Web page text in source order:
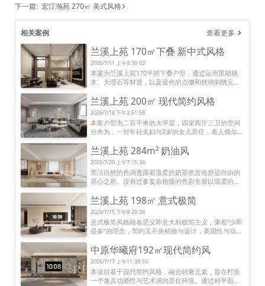
下一篇: 宏江瀚苑 270㎡ 美式风格
相关案例 查看更多
兰溪上苑 170㎡下叠 新中式风格
2026/7/11 上午8:30:02
本案为兰溪上苑170平的下叠户型，通过运用黑胡桃
木、大理石等材质，以及蓝色的点缀和丝绸刺绣元
间。各个功能区域的设计都充分考虑了实用性与美学
感受，展现了新中式风格的独特魅力，为居住者提供
了一个温馨、舒适且充满东方美学的生活环境。
兰溪上苑 200㎡ 现代简约风格
2026/7/18 下午2:51:58
本案户型为二百平米的大平层，四室两厅三卫的空间
分布为，一对年轻夫妇与2岁的女儿居住，老人偶尔过
业主要求空间开阔;最好可以实现餐厨一体;男女主人均
有偶尔居家办公的需求。
全屋无主灯设计，营造温馨光影。奶油色系与原木色
结合，软乎乎的细腻温柔感可以快速的卸下疲惫使人
放松下来。
兰溪上苑 284m² 奶油风
2026/7/20 上午7:15:36
简洁自然的色调透露着温柔的奶茶色营造舒适自由的
居心之所。没有过多复杂抢眼的色彩全屋以温柔的奶
兰溪上苑 198㎡ 意式极简
2026/7/15 下午9:29:34
意式极简风格顾名思义即意大利极简主义，秉着“少即
是多”的理念，简约又不失精致与设计，美观性与功能
中原华曦府192㎡现代简约风
2026/7/17 上午11:38:55
本项目基于现代简约风格，融合轻奢元素，旨在打造
一个兼具功能性与艺术感的居住环境。通过对平面格